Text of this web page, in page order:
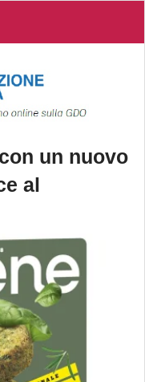
un nuovo
al